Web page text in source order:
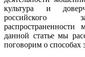
культура и
российского
данной статье мы
поговорим о способах